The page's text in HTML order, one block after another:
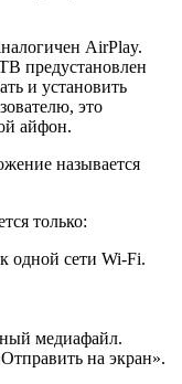
AirPlay.
предустановлен
и установить
это
айфон.
называется
только:
одной сети Wi-Fi.
медиафайл.
на экран».